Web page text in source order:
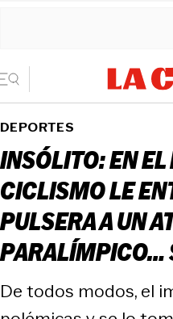
DEPORTES
INSÓLITO: EN
CICLISMO LE
PULSERA A UN
PARALÍMPICO…
De todos modos, el